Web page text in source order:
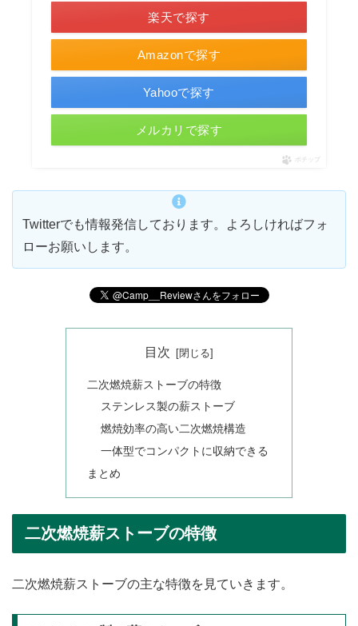
Amazonで探す
楽天で探す
Yahooで探す
メルカリで探す
ポチップ
Twitterでも情報発信しております。よろしければフォ
ローお願いします。
目次
二次燃焼薪ストーブの特徴
ステンレス製の薪ストーブ
燃焼効率の高い二次燃焼構造
一体型でコンパクトに収納できる
まとめ
二次燃焼薪ストーブの特徴
二次燃焼薪ストーブの主な特徴を見ていきます。